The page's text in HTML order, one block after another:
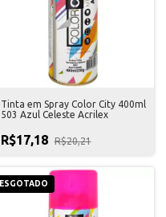
Tinta em Spray Color City 400ml
503 Azul Celeste Acrilex
R$17,18 R$20,21
ESGOTADO